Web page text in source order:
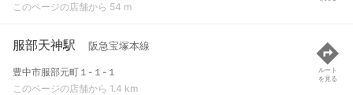
このページの店舗から 54 m
服部天神駅 阪急宝塚本線
豊中市服部元町１-１-１
このページの店舗から 1.4 km
ルート
を見る